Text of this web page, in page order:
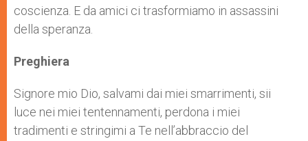
coscienza. E da amici ci trasformiamo in assassini
della speranza.
Preghiera
Signore mio Dio, salvami dai miei smarrimenti, sii
luce nei miei tentennamenti, perdona i miei
tradimenti e stringimi a Te nell’abbraccio del